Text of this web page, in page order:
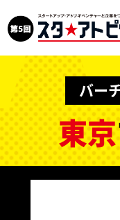
バー
東京